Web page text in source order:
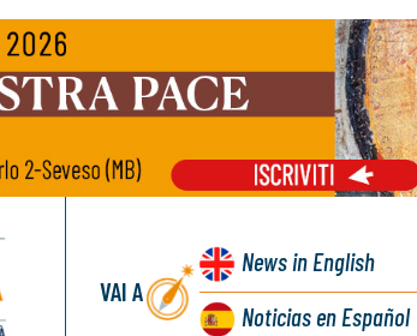
VAI A
Newsin English
Noticiasen Español